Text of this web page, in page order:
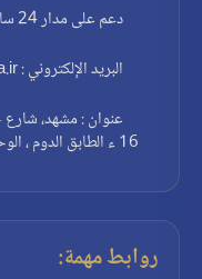
دعم على مدار 24 ساعة : 09127001914
البريد الإلكتروني : info@ajmaa.ir
16 ء الطابق الدوم ، الوحدة 4
روابط مهمة: